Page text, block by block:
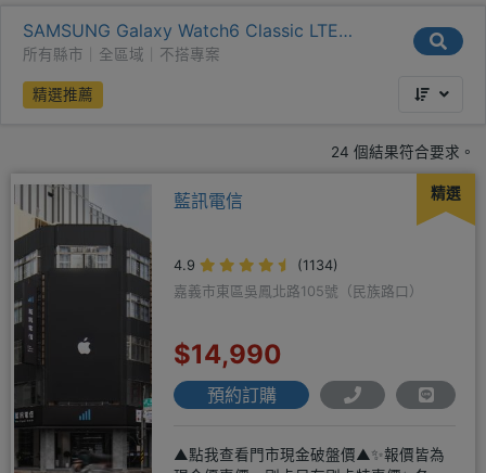
SAMSUNG Galaxy Watch6 Classic LTE
43mm
所有縣市｜全區域｜不搭專案
精選推薦
24 個結果符合要求。
精選
藍訊電信
4.9
(1134)
嘉義市東區吳鳳北路105號（民族路口）
$14,990
預約訂購
▲點我查看門市現金破盤價▲✨報價皆為